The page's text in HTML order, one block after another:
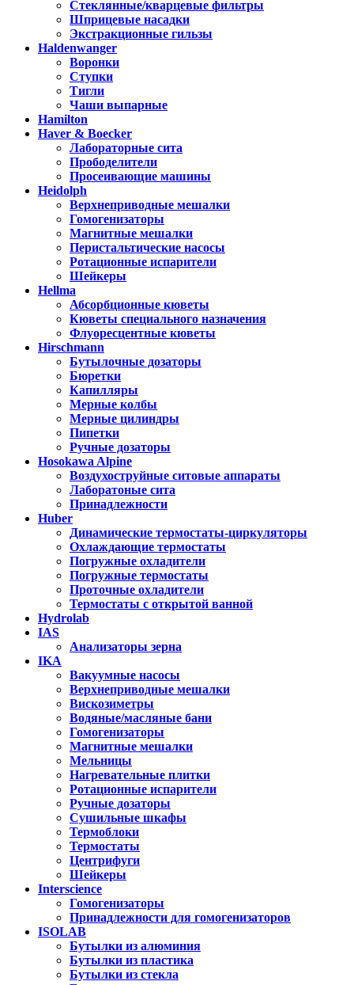
Стеклянные/кварцевые фильтры
Шприцевые насадки
Экстракционные гильзы
Haldenwanger
Воронки
Ступки
Тигли
Чаши выпарные
Hamilton
Haver & Boecker
Лабораторные сита
Прободелители
Просеивающие машины
Heidolph
Верхнеприводные мешалки
Гомогенизаторы
Магнитные мешалки
Перистальтические насосы
Ротационные испарители
Шейкеры
Hellma
Абсорбционные кюветы
Кюветы специального назначения
Флуоресцентные кюветы
Hirschmann
Бутылочные дозаторы
Бюретки
Капилляры
Мерные колбы
Мерные цилиндры
Пипетки
Ручные дозаторы
Hosokawa Alpine
Воздухоструйные ситовые аппараты
Лаборатоные сита
Принадлежности
Huber
Динамические термостаты-циркуляторы
Охлаждающие термостаты
Погружные охладители
Погружные термостаты
Проточные охладители
Термостаты с открытой ванной
Hydrolab
IAS
Анализаторы зерна
IKA
Вакуумные насосы
Верхнеприводные мешалки
Вискозиметры
Водяные/масляные бани
Гомогенизаторы
Магнитные мешалки
Мельницы
Нагревательные плитки
Ротационные испарители
Ручные дозаторы
Сушильные шкафы
Термоблоки
Термостаты
Центрифуги
Шейкеры
Interscience
Гомогенизаторы
Принадлежности для гомогенизаторов
ISOLAB
Бутылки из алюминия
Бутылки из пластика
Бутылки из стекла